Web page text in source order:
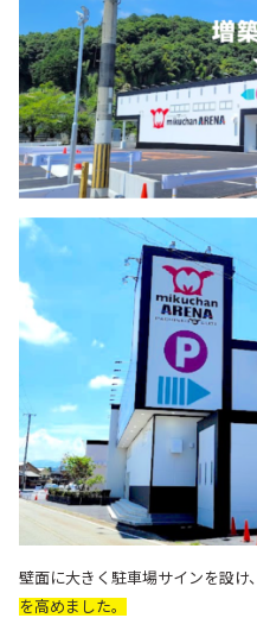
壁面に大きく駐車場サインを設け、
を高めました。